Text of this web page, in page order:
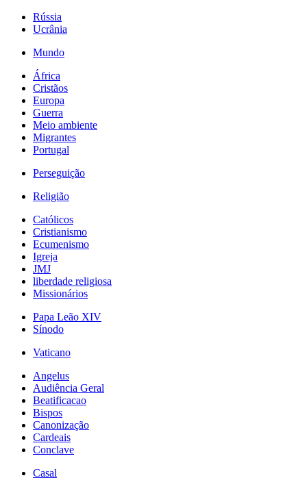
Rússia
Ucrânia
Mundo
África
Cristãos
Europa
Guerra
Meio ambiente
Migrantes
Portugal
Perseguição
Religião
Católicos
Cristianismo
Ecumenismo
Igreja
JMJ
liberdade religiosa
Missionários
Papa Leão XIV
Sínodo
Vaticano
Angelus
Audiência Geral
Beatificacao
Bispos
Canonização
Cardeais
Conclave
Casal